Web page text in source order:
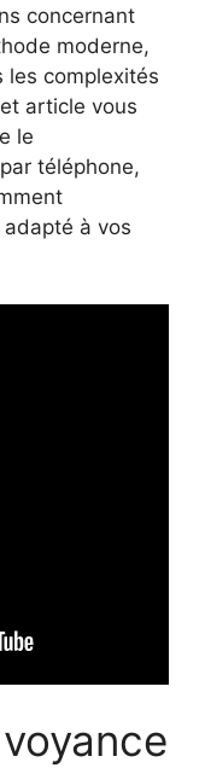
concernant
moderne,
les complexités
article vous
le
téléphone,
à vos